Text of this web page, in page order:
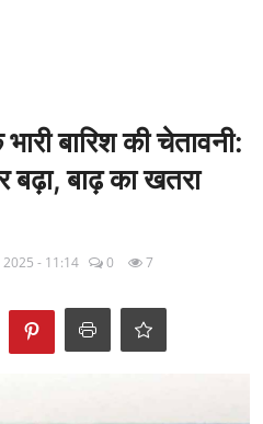
बारिश की चेतावनी:
बाढ़ का खतरा
2025 - 11:14 0 7